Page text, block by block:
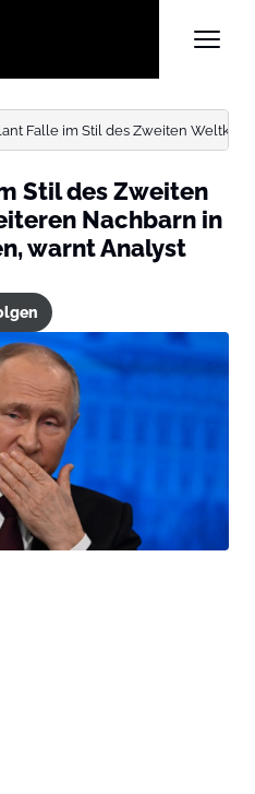
Falle im Stil des Zweiten
Stil des Zweiten
Nachbarn in
warnt Analyst